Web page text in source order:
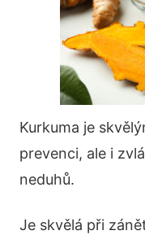
Kurkuma je
prevenci, ale i
neduhů.
Je skvělá při